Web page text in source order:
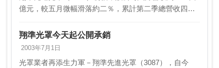
億元，較五月微幅滑落約二％，累計第二季總營收四．
表示，第三季隨著時序逐漸步入產業傳統旺季，初步預
期…
翔準光罩今天起公開承銷
2003年7月1日
光罩業者再添生力軍－翔準先進光罩（3087），自今